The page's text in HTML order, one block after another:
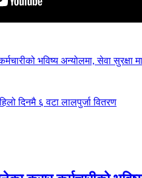
भविष्य अन्योलमा, सेवा सुरक्षा
दिनमै ६ वटा लालपुर्जा वितरण